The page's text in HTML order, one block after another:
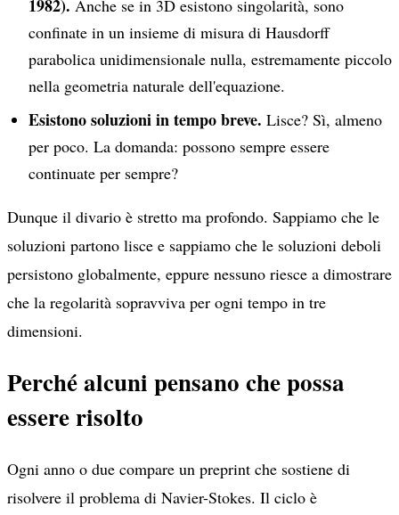
1982). Anche se in 3D esistono singolarità, sono
confinate in un insieme di misura di Hausdorff
parabolica unidimensionale nulla, estremamente piccolo
nella geometria naturale dell'equazione.
Esistono soluzioni in tempo breve. Lisce? Sì, almeno
per poco. La domanda: possono sempre essere
continuate per sempre?
Dunque il divario è stretto ma profondo. Sappiamo che le
soluzioni partono lisce e sappiamo che le soluzioni deboli
persistono globalmente, eppure nessuno riesce a dimostrare
che la regolarità sopravviva per ogni tempo in tre
dimensioni.
Perché alcuni pensano che possa
essere risolto
Ogni anno o due compare un preprint che sostiene di
risolvere il problema di Navier-Stokes. Il ciclo è